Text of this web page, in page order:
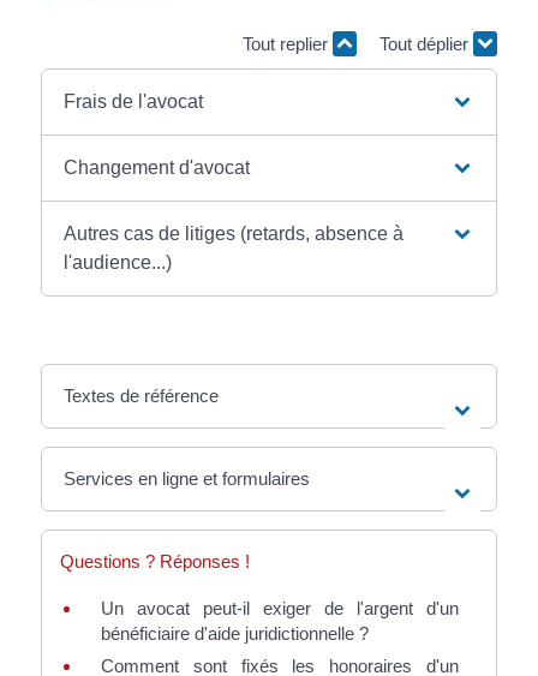
Tout replier Tout déplier
Frais de l'avocat
Changement d'avocat
Autres cas de litiges (retards, absence à
l'audience...)
Textes de référence
Services en ligne et formulaires
Questions ? Réponses !
Un avocat peut-il exiger de l'argent d'un
bénéficiaire d'aide juridictionnelle ?
Comment sont fixés les honoraires d'un